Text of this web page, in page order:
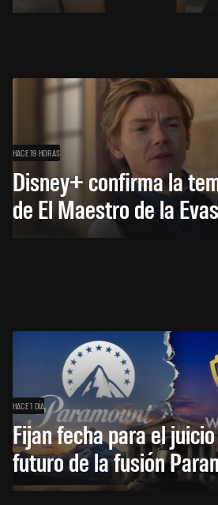
HACE 19 HORAS
Disney+ confirma la
de El Maestro de la
HACE 1 DÍA
Fijan fecha para el
futuro de la fusión